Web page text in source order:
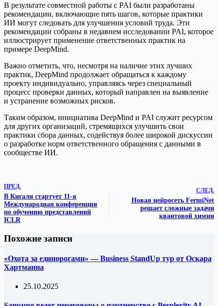
В результате совместной работы с PAI были разработаны
рекомендации, включающие пять шагов, которые практики
ИИ могут следовать для улучшения условий труда. Эти
рекомендации собраны в недавнем исследовании PAI, которое
иллюстрирует применение ответственных практик на
примере DeepMind.
Важно отметить, что, несмотря на наличие этих лучших
практик, DeepMind продолжает обращаться к каждому
проекту индивидуально, управляясь через специальный
процесс проверки данных, который направлен на выявление
и устранение возможных рисков.
Таким образом, инициатива DeepMind и PAI служит ресурсом
для других организаций, стремящихся улучшить свои
практики сбора данных, содействуя более широкой дискуссии
о разработке норм ответственного обращения с данными в
сообществе ИИ.
ПРЕД.
В Кигали стартует 11-я
Международная конференция
по обучению представлений
ICLR
СЛЕД.
Новая нейросеть FermiNet
решает сложные задачи
квантовой химии
Похожие записи
«Охота за единорогами» — Business StandUp тур от Оскара
Хартманна
25.10.2025